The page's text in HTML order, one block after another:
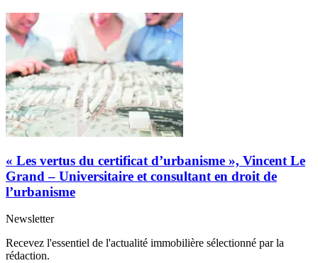
« Les vertus du certificat d’urbanisme », Vincent Le
Grand – Universitaire et consultant en droit de
l’urbanisme
Newsletter
Recevez l'essentiel de l'actualité immobilière sélectionné par la
rédaction.